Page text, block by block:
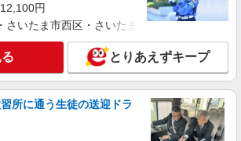
円
さいたま市西区・さいたま市岩槻区・久喜市・
とりあえずキープ
所に通う生徒の送迎ドラ